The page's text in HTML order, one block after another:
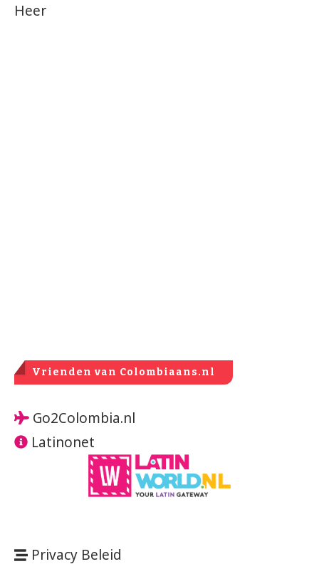
Heer
Vrienden van Colombiaans.nl
Go2Colombia.nl
Latinonet
Privacy Beleid